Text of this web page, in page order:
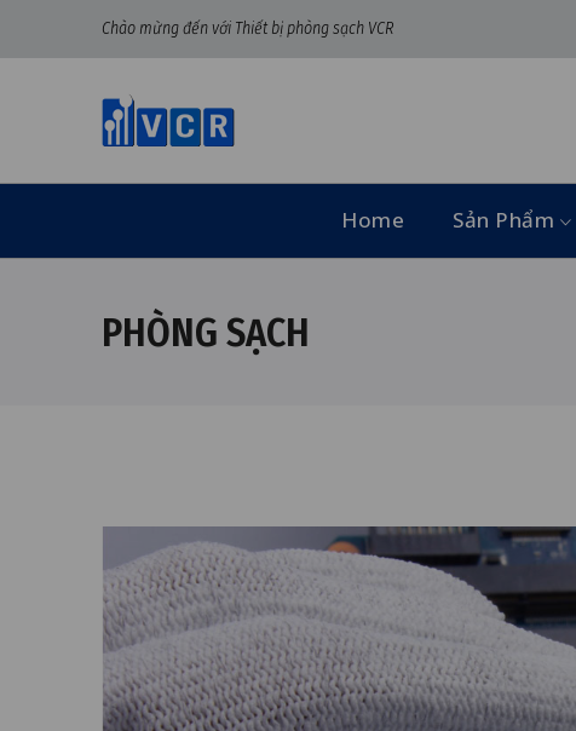
Chào mừng đến với Thiết bị phòng sạch VCR
Home Sản Phẩm
PHÒNG SẠCH